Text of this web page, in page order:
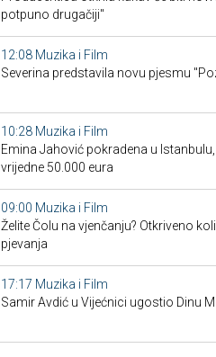
potpuno drugačiji"
12:08 Muzika i Film
Severina predstavila novu pjesmu
10:28 Muzika i Film
Emina Jahović pokradena u
vrijedne 50.000 eura
09:00 Muzika i Film
Želite Čolu na vjenčanju? Otkriveno
pjevanja
17:17 Muzika i Film
Samir Avdić u Vijećnici ugostio Dinu